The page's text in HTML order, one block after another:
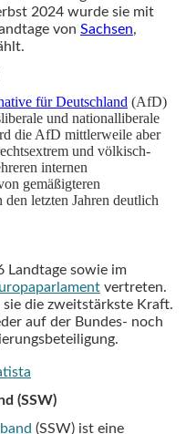
2024 wurde sie mit
von Sachsen,
für Deutschland (AfD)
und nationalliberale
die AfD mittlerweile aber
und völkisch-
internen
gemäßigteren
letzten Jahren deutlich
Landtage sowie im
vertreten.
sie die zweitstärkste Kraft.
auf der Bundes- noch
(SSW)
(SSW) ist eine